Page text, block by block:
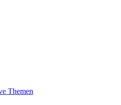
Themen